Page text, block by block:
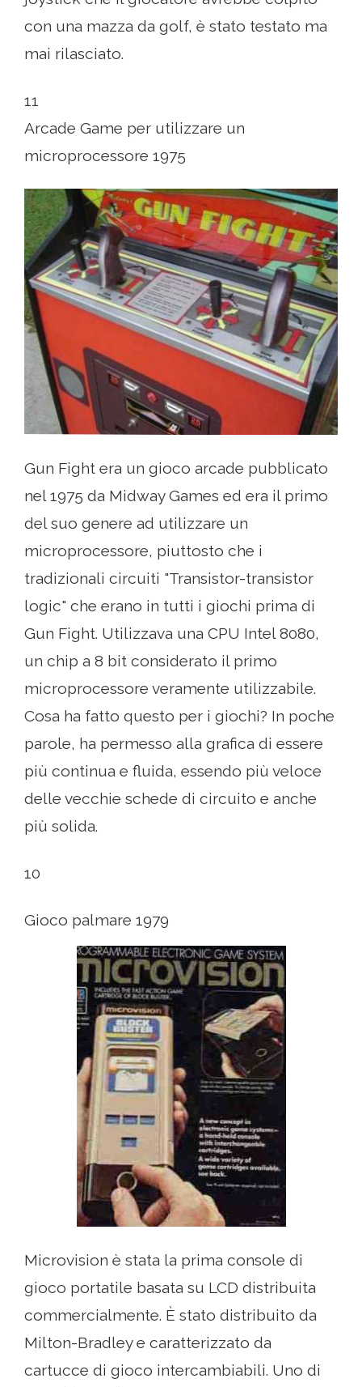
con una mazza da golf, è stato testato ma
mai rilasciato.
11
Arcade Game per utilizzare un
microprocessore 1975
Gun Fight era un gioco arcade pubblicato
nel 1975 da Midway Games ed era il primo
del suo genere ad utilizzare un
microprocessore, piuttosto che i
tradizionali circuiti "Transistor-transistor
logic" che erano in tutti i giochi prima di
Gun Fight. Utilizzava una CPU Intel 8080,
un chip a 8 bit considerato il primo
microprocessore veramente utilizzabile.
Cosa ha fatto questo per i giochi? In poche
parole, ha permesso alla grafica di essere
più continua e fluida, essendo più veloce
delle vecchie schede di circuito e anche
più solida.
10
Gioco palmare 1979
Microvision è stata la prima console di
gioco portatile basata su LCD distribuita
commercialmente. È stato distribuito da
Milton-Bradley e caratterizzato da
cartucce di gioco intercambiabili. Uno di